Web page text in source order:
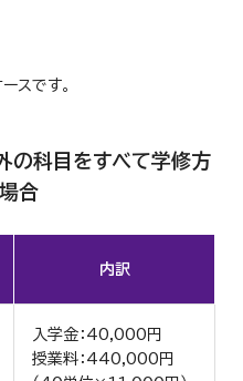
スです。
の科目をすべて学修方
合
内訳
入学金：40,000円
授業料：440,000円